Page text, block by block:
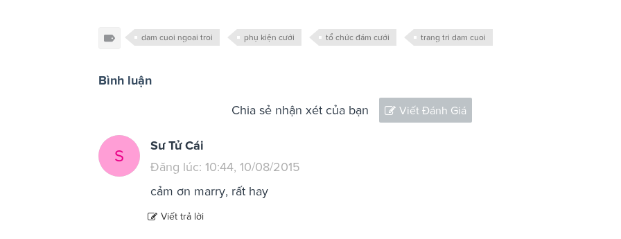
dam cuoi ngoai troi phụ kiện cưới tổ chức đám cưới trang tri dam cuoi
Bình luận
Chia sẻ nhận xét của bạn Viết Đánh Giá
S
Sư Tử Cái
Đăng lúc: 10:44, 10/08/2015
cảm ơn marry, rất hay
Viết trả lời